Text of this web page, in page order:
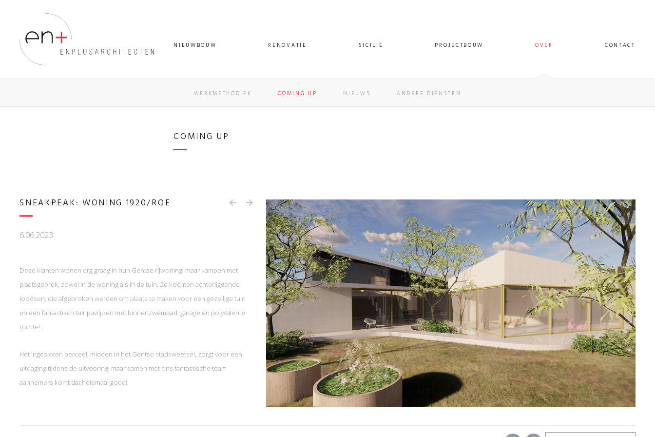
NIEUWBOUW RENOVATIE SICILIË PROJECTBOUW OVER CONTACT
WERKMETHODIEK COMING UP NIEUWS ANDERE DIENSTEN
COMING UP
SNEAKPEAK: WONING 1920/ROE
6.06.2023
Deze klanten wonen erg graag in hun Gentse rijwoning, maar kampen met
plaatsgebrek, zowel in de woning als in de tuin. Ze kochten achterliggende
loodsen, die afgebroken werden om plaats te maken voor een gezellige tuin
en een fantastisch tuinpaviljoen met binnenzwembad, garage en polyvalente
ruimte!
Het ingesloten perceel, midden in het Gentse stadsweefsel, zorgt voor een
uitdaging tijdens de uitvoering, maar samen met ons fantastische team
aannemers komt dat helemaal goed!